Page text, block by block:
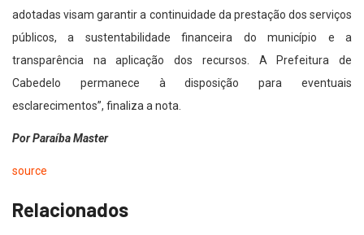
adotadas visam garantir a continuidade da prestação dos serviços
públicos, a sustentabilidade financeira do município e a
transparência na aplicação dos recursos. A Prefeitura de
Cabedelo permanece à disposição para eventuais
esclarecimentos”, finaliza a nota.
Por Paraíba Master
source
Relacionados